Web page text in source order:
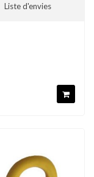
Liste d'envies